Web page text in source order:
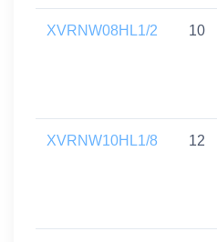
XVRNW08HL1/2 10
XVRNW10HL1/8 12